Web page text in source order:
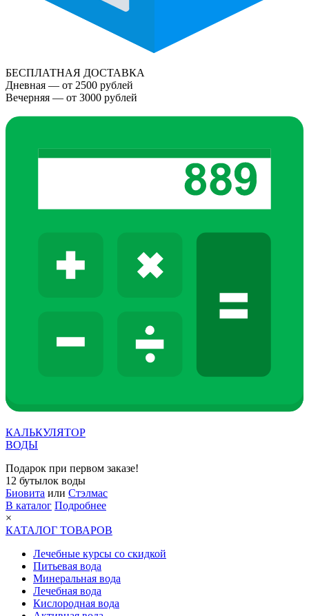
БЕСПЛАТНАЯ ДОСТАВКА
Дневная — от 2500 рублей
Вечерняя — от 3000 рублей
КАЛЬКУЛЯТОР
ВОДЫ
Подарок при первом заказе!
12 бутылок воды
Биовита или Стэлмас
В каталог Подробнее
×
КАТАЛОГ ТОВАРОВ
Лечебные курсы со скидкой
Питьевая вода
Минеральная вода
Лечебная вода
Кислородная вода